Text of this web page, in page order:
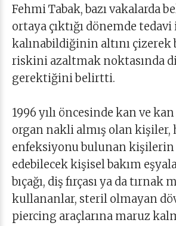
Fehmi Tabak, bazı vakalarda
ortaya çıktığı dönemde
kalınabildiğinin altını çizerek
riskini azaltmak noktasında
gerektiğini belirtti.
1996 yılı öncesinde kan ve
organ nakli almış olan kişiler,
enfeksiyonu bulunan kişilerin
edebilecek kişisel bakım
bıçağı, diş fırçası ya da tırnak
kullananlar, steril olmayan
piercing araçlarına maruz